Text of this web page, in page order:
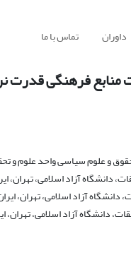
داوران تماس با ما
منابع فرهنگی قدرت
علوم سیاسی واحد علوم و
دانشگاه آزاد اسلامی، تهران،
آزاد اسلامی، تهران،
دانشگاه آزاد اسلامی، تهران،